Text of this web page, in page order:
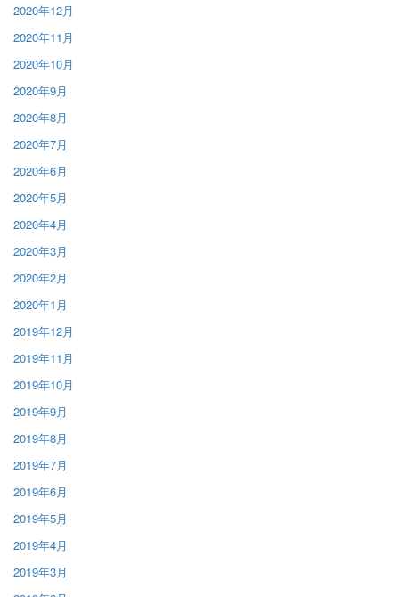
2020年12月
2020年11月
2020年10月
2020年9月
2020年8月
2020年7月
2020年6月
2020年5月
2020年4月
2020年3月
2020年2月
2020年1月
2019年12月
2019年11月
2019年10月
2019年9月
2019年8月
2019年7月
2019年6月
2019年5月
2019年4月
2019年3月